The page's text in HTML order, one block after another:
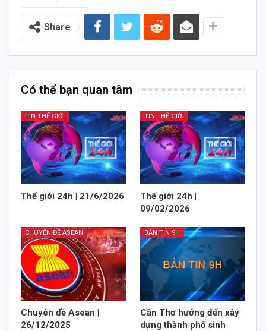
Share
Có thể bạn quan tâm
TIN THẾ GIỚI
Thế giới 24h | 21/6/2026
TIN THẾ GIỚI
Thế giới 24h |
09/02/2026
CHUYÊN ĐỀ ASEAN
Chuyên đề Asean |
26/12/2025
BẢN TIN 9H
Cần Thơ hướng đến xây
dựng thành phố sinh